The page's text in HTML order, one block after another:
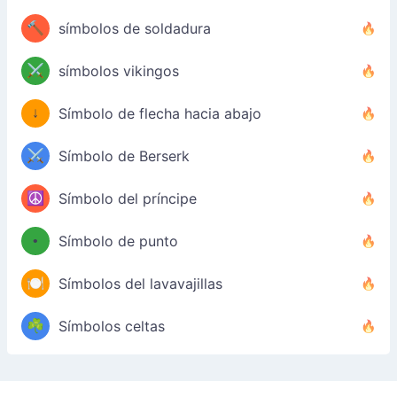
🔨 símbolos de soldadura
⚔️ símbolos vikingos
↓ Símbolo de flecha hacia abajo
⚔️ Símbolo de Berserk
☮️ Símbolo del príncipe
• Símbolo de punto
🍽️ Símbolos del lavavajillas
☘️ Símbolos celtas